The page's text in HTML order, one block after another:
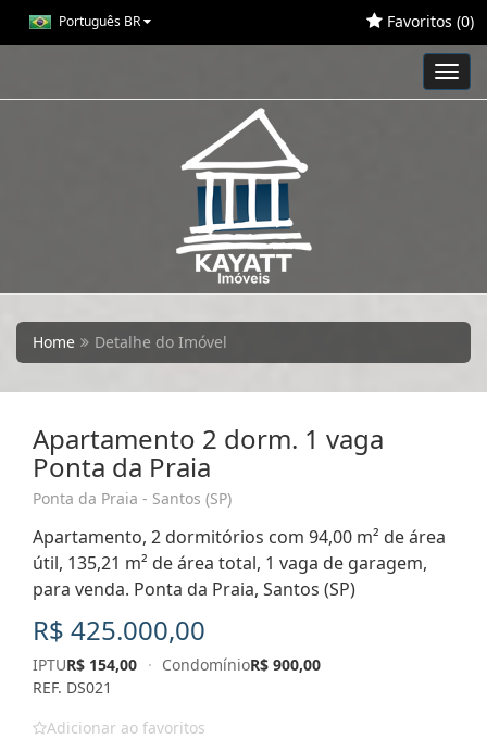
Português BR Favoritos (0)
Home Detalhe do Imóvel
Apartamento 2 dorm. 1 vaga
Ponta da Praia
Ponta da Praia - Santos (SP)
Apartamento, 2 dormitórios com 94,00 m² de área
útil, 135,21 m² de área total, 1 vaga de garagem,
para venda. Ponta da Praia, Santos (SP)
R$ 425.000,00
IPTUR$ 154,00 · CondomínioR$ 900,00
REF. DS021
Adicionar ao favoritos